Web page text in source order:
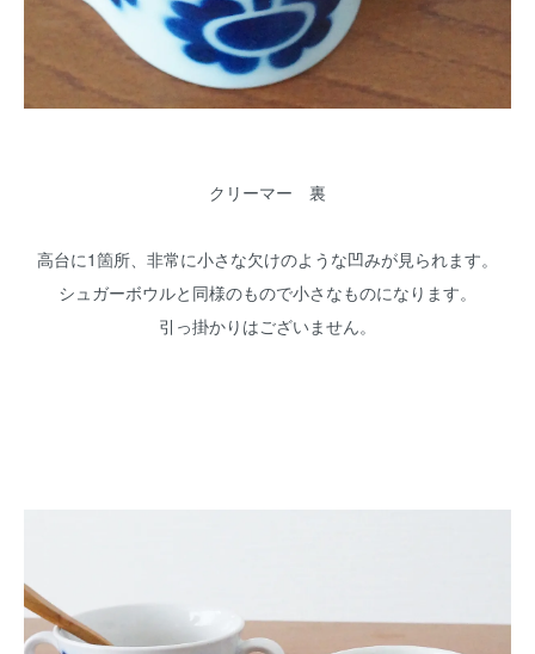
クリーマー 裏
高台に1箇所、非常に小さな欠けのような凹みが見られます。
シュガーボウルと同様のもので小さなものになります。
引っ掛かりはございません。